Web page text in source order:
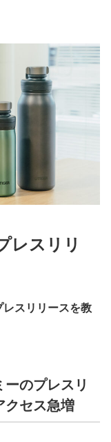
レスリリ
スリリースを教
のプレスリ
クセス急増